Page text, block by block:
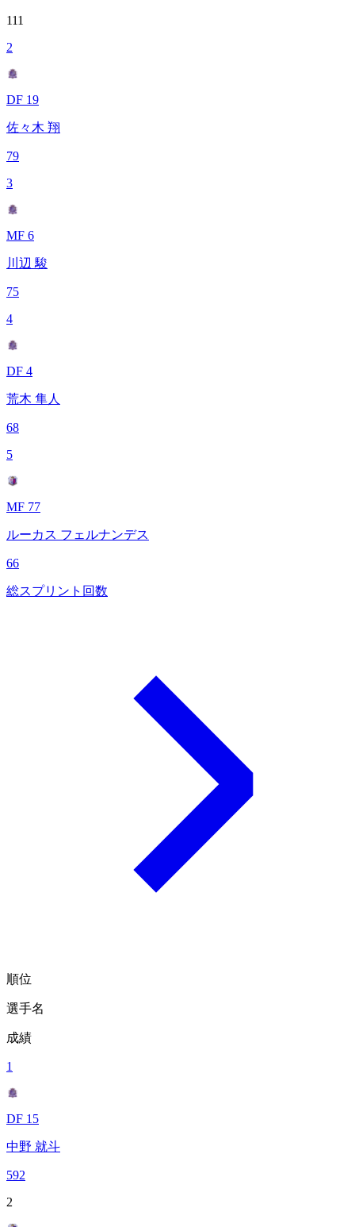
111
2
DF 19
佐々木 翔
79
3
MF 6
川辺 駿
75
4
DF 4
荒木 隼人
68
5
MF 77
ルーカス フェルナンデス
66
総スプリント回数
順位
選手名
成績
1
DF 15
中野 就斗
592
2